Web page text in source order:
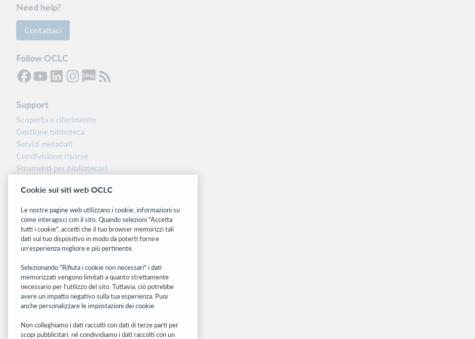
Need help?
Contattaci
Follow OCLC
Support
Scoperta e riferimento
Gestione biblioteca
Servizi metadati
Condivisione risorse
Strumenti per bibliotecari
Dashboard di stato del sistema
Siti correlati
OCLC.org
BibFormats
Community
Ricerca
WebJunction
Rete sviluppatori
Ricevi gli ultimi aggiornamenti di prodotti,
Cookie sui siti web OCLC
Le nostre pagine web utilizzano i cookie, informazioni su
come interagisci con il sito. Quando selezioni "Accetta
tutti i cookie", accetti che il tuo browser memorizzi tali
dati sul tuo dispositivo in modo da poterti fornire
un'esperienza migliore e più pertinente.
Selezionando "Rifiuta i cookie non necessari" i dati
memorizzati vengono limitati a quanto strettamente
necessario per l'utilizzo del sito. Tuttavia, ciò potrebbe
avere un impatto negativo sulla tua esperienza. Puoi
anche personalizzare le impostazioni dei cookie.
Non colleghiamo i dati raccolti con dati di terze parti per
scopi pubblicitari, né condividiamo i dati raccolti con un